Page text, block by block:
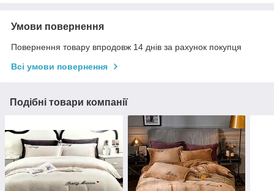
Умови повернення
Повернення товару впродовж 14 днів за рахунок покупця
Всі умови повернення
Подібні товари компанії